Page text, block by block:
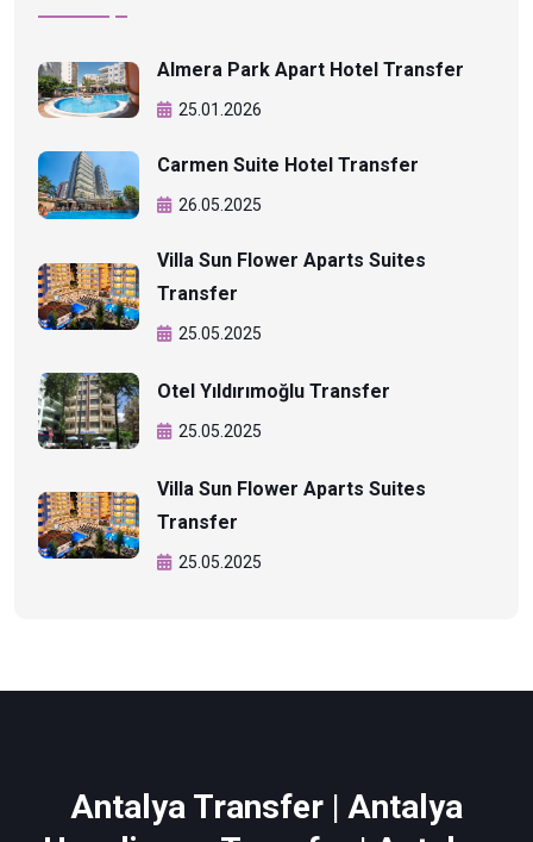
Almera Park Apart Hotel Transfer
25.01.2026
Carmen Suite Hotel Transfer
26.05.2025
Villa Sun Flower Aparts Suites
Transfer
25.05.2025
Otel Yıldırımoğlu Transfer
25.05.2025
Villa Sun Flower Aparts Suites
Transfer
25.05.2025
Antalya Transfer | Antalya